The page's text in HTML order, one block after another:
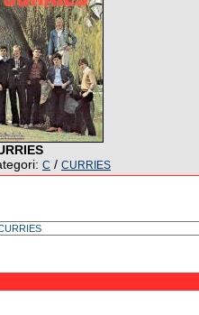
C / CURRIES